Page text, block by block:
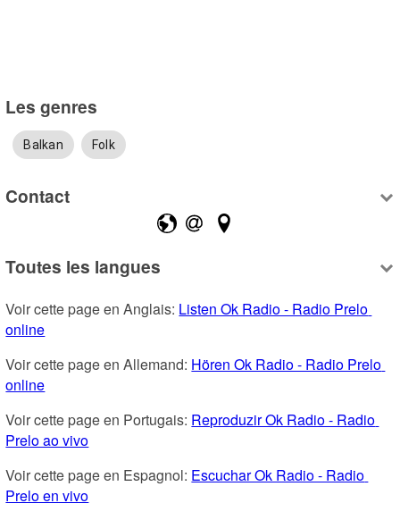
Les genres
Balkan Folk
Contact
Toutes les langues
Voir cette page en Anglais: Listen Ok Radio - Radio Prelo
online
Voir cette page en Allemand: Hören Ok Radio - Radio Prelo
online
Voir cette page en Portugais: Reproduzir Ok Radio - Radio
Prelo ao vivo
Voir cette page en Espagnol: Escuchar Ok Radio - Radio
Prelo en vivo